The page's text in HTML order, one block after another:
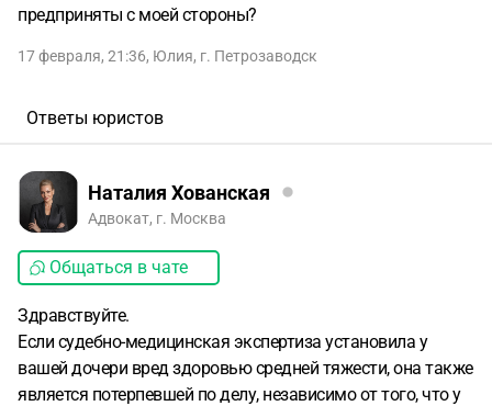
предприняты с моей стороны?
17 февраля, 21:36, Юлия, г. Петрозаводск
Ответы юристов
Наталия Хованская
Адвокат, г. Москва
Общаться в чате
Здравствуйте.
Если судебно-медицинская экспертиза установила у
вашей дочери вред здоровью средней тяжести, она также
является потерпевшей по делу, независимо от того, что у